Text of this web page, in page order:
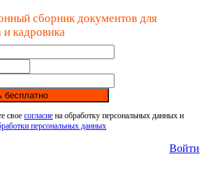
сборник документов для
и кадровика
бесплатно
свое согласие на обработку персональных данных и
персональных данных
Войти